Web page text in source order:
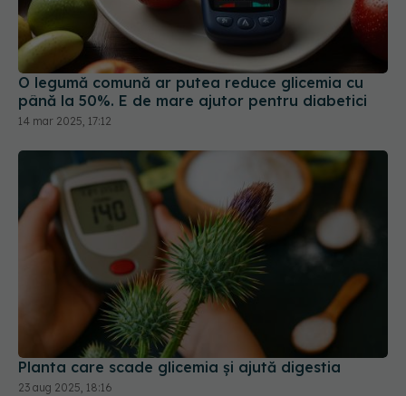
O legumă comună ar putea reduce glicemia cu
până la 50%. E de mare ajutor pentru diabetici
14 mar 2025, 17:12
Planta care scade glicemia și ajută digestia
23 aug 2025, 18:16